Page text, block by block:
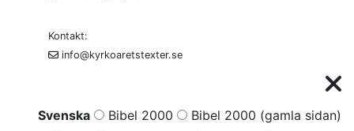
Kontakt:
info@kyrkoaretstexter.se
Svenska Bibel 2000
Bibel 2000 (gamla sidan)